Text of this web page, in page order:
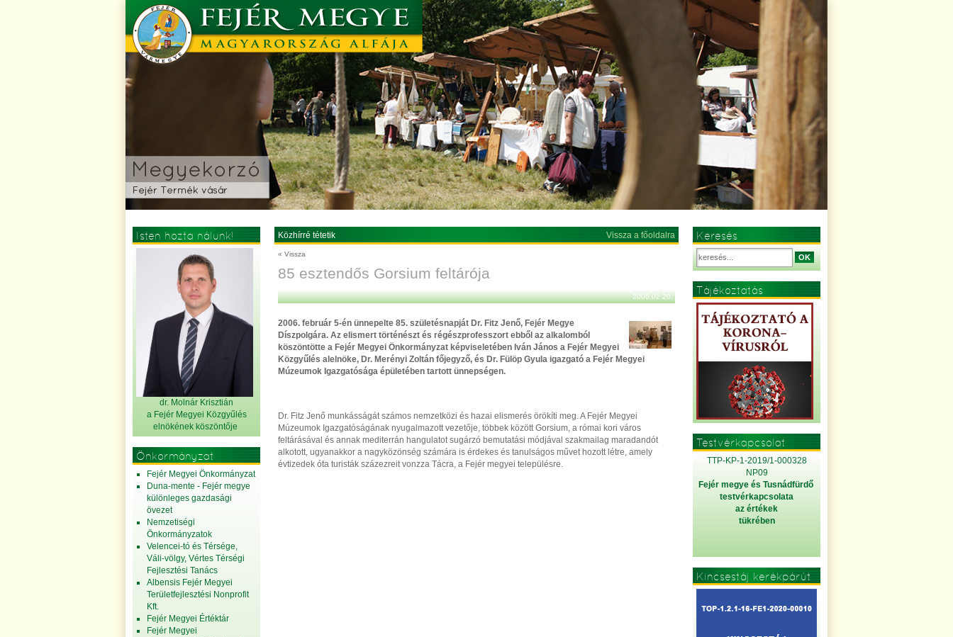
Isten hozta nálunk!
dr. Molnár Krisztián
a Fejér Megyei Közgyűlés
elnökének köszöntője
Önkormányzat
Fejér Megyei Önkormányzat
Duna-mente - Fejér megye
különleges gazdasági
övezet
Nemzetiségi
Önkormányzatok
Velencei-tó és Térsége,
Váli-völgy, Vértes Térségi
Fejlesztési Tanács
Albensis Fejér Megyei
Területfejlesztési Nonprofit
Kft.
Fejér Megyei Értéktár
Fejér Megyei
Közhírré tétetik Vissza a főoldalra
« Vissza
85 esztendős Gorsium feltárója
2006.02.20.
2006. február 5-én ünnepelte 85. születésnapját Dr. Fitz Jenő, Fejér Megye
Díszpolgára. Az elismert történészt és régészprofesszort ebből az alkalomból
köszöntötte a Fejér Megyei Önkormányzat képviseletében Iván János a Fejér Megyei
Közgyűlés alelnöke, Dr. Merényi Zoltán főjegyző, és Dr. Fülöp Gyula igazgató a Fejér Megyei
Múzeumok Igazgatósága épületében tartott ünnepségen.
Dr. Fitz Jenő munkásságát számos nemzetközi és hazai elismerés örökíti meg. A Fejér Megyei
Múzeumok Igazgatóságának nyugalmazott vezetője, többek között Gorsium, a római kori város
feltárásával és annak mediterrán hangulatot sugárzó bemutatási módjával szakmailag maradandót
alkotott, ugyanakkor a nagyközönség számára is érdekes és tanulságos művet hozott létre, amely
évtizedek óta turisták százezreit vonzza Tácra, a Fejér megyei településre.
Keresés
OK
Tájékoztatás
Testvérkapcsolat
TTP-KP-1-2019/1-000328
NP09
Fejér megye és Tusnádfürdő
testvérkapcsolata
az értékek
tükrében
Kincsestáj kerékpárút